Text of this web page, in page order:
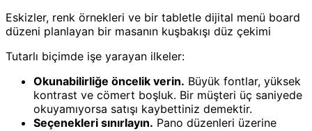
Eskizler, renk örnekleri ve bir tabletle dijital menü board
düzeni planlayan bir masanın kuşbakışı düz çekimi
Tutarlı biçimde işe yarayan ilkeler:
Okunabilirliğe öncelik verin. Büyük fontlar, yüksek
kontrast ve cömert boşluk. Bir müşteri üç saniyede
okuyamıyorsa satışı kaybettiniz demektir.
Seçenekleri sınırlayın. Pano düzenleri üzerine